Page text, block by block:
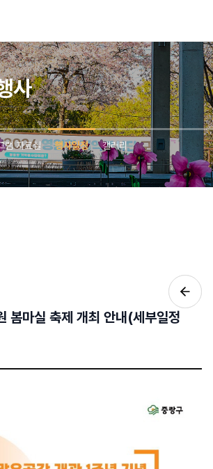
램 자료실 행사일정 갤러리
사
봄마실 축제 개최 안내(세부일정